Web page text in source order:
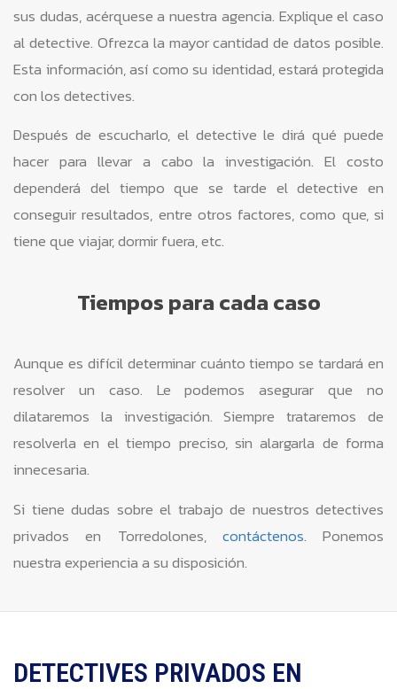
sus dudas, acérquese a nuestra agencia. Explique el caso
al detective. Ofrezca la mayor cantidad de datos posible.
Esta información, así como su identidad, estará protegida
con los detectives.
Después de escucharlo, el detective le dirá qué puede
hacer para llevar a cabo la investigación. El costo
dependerá del tiempo que se tarde el detective en
conseguir resultados, entre otros factores, como que, si
tiene que viajar, dormir fuera, etc.
Tiempos para cada caso
Aunque es difícil determinar cuánto tiempo se tardará en
resolver un caso. Le podemos asegurar que no
dilataremos la investigación. Siempre trataremos de
resolverla en el tiempo preciso, sin alargarla de forma
innecesaria.
Si tiene dudas sobre el trabajo de nuestros detectives
privados en Torredolones, contáctenos. Ponemos
nuestra experiencia a su disposición.
DETECTIVES PRIVADOS EN